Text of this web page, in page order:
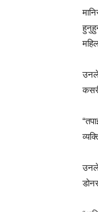
उनले
उनले